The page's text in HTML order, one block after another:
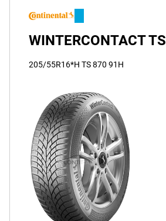
WINTERCONTACT
205/55R16*H TS 870 91H